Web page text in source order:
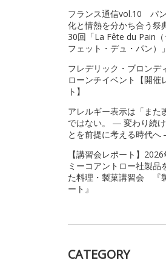
フランス通信vol.10 パ
化と情熱を分かち合う
30回「La Fête du Pain（
フェット・デュ・パン）」
フレデリック・ブロンデ
ローンチイベント【開催
ト】
アレルギー表示は「また
ではない。 ― 変わり続
とを前提に考える時代
【講習会レポート】
ミーコアントロー社製品
た料理・製菓講習会 『
ート』
CATEGORY